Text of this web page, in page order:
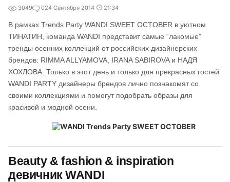
3049 024 Сентября 2014 21:34
В рамках Trends Party WANDI SWEET OCTOBER в уютном
ТИНАТИН, команда WANDI представит самые “лакомые”
тренды осенних коллекций от российских дизайнерских
брендов: RIMMA ALLYAMOVA, IRANA SABIROVA и НАДЯ
ХОХЛОВА. Только в этот день и только для прекрасных гостей
WANDI PARTY дизайнеры брендов лично познакомят со
своими коллекциями и помогут подобрать образы для
красивой и модной осени.
Beauty & fashion & inspiration
девичник WANDI